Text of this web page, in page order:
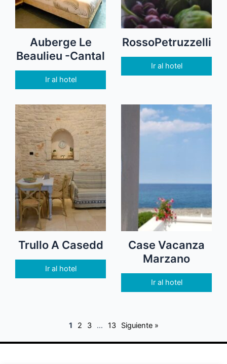
Auberge Le
Beaulieu -Cantal
Ir al hotel
RossoPetruzzelli
Ir al hotel
Trullo A Casedd
Ir al hotel
Case Vacanza
Marzano
Ir al hotel
1 2 3 … 13 Siguiente »